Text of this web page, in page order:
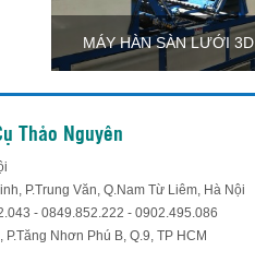
MÁY HÀN SÀN LƯỚI 3D
Thảo Nguyên
P.Trung Văn, Q.Nam Từ Liêm, Hà Nội
- 0849.852.222 - 0902.495.086
Nhơn Phú B, Q.9, TP HCM